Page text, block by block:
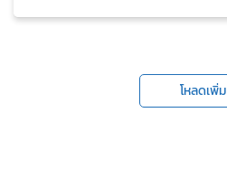
โหลดเพิ่ม